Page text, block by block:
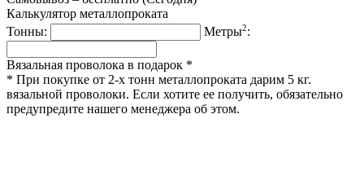
Калькулятор металлопроката
Тонны:
Метры2:
Вязальная проволока в подарок *
* При покупке от 2-х тонн металлопроката дарим 5 кг.
вязальной проволоки. Если хотите ее получить, обязательно
предупредите нашего менеджера об этом.